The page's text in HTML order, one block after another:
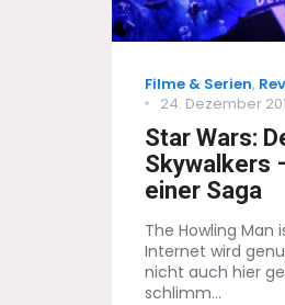
Categories
Filme & Serien,
Posted
24. Dezember
Star Wars:
Skywalkers
einer Saga
The Howling Man
Internet wird
nicht auch hier
schlimm...